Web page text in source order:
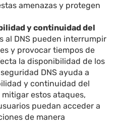
amenazas y protegen
y continuidad del
al DNS pueden interrumpir
y provocar tiempos de
la disponibilidad de los
DNS ayuda a
y continuidad del
estos ataques,
puedan acceder a
de manera